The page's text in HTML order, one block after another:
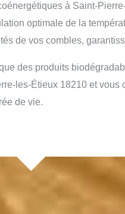
à Saint-
optimale de la
de vos combles,
des produits
les-Étieux 18210 et
de vie.